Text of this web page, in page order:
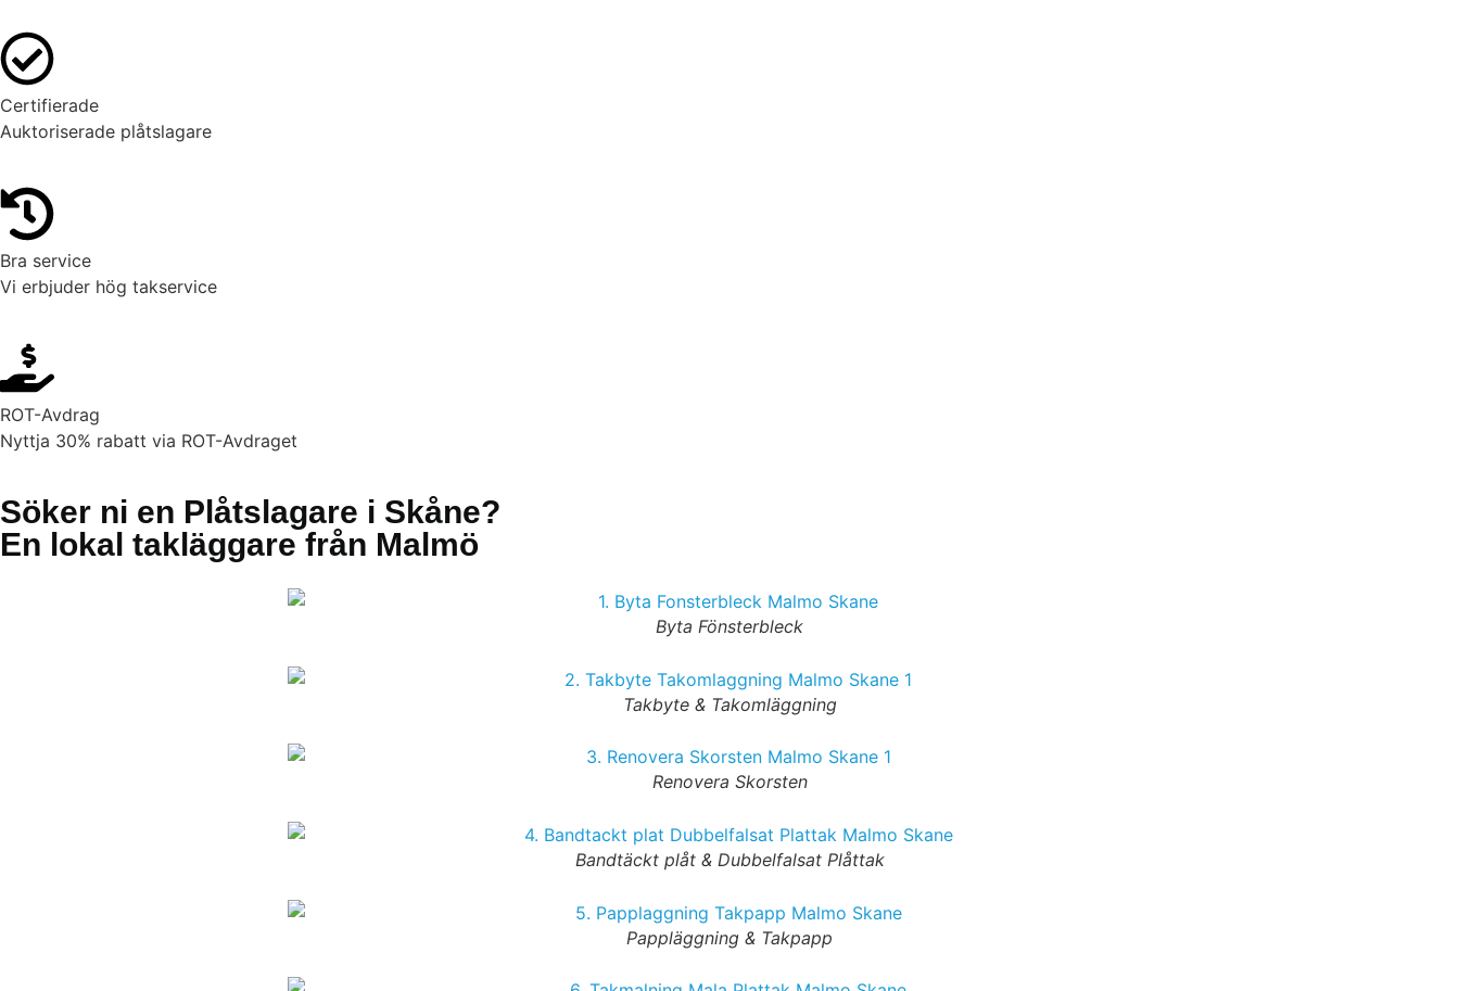
Certifierade
Auktoriserade plåtslagare
Bra service
Vi erbjuder hög takservice
ROT-Avdrag
Nyttja 30% rabatt via ROT-Avdraget
Söker ni en Plåtslagare i Skåne?
En lokal takläggare från Malmö
Byta Fönsterbleck
Takbyte & Takomläggning
Renovera Skorsten
Bandtäckt plåt & Dubbelfalsat Plåttak
Pappläggning & Takpapp